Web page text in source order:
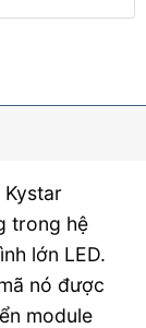
trong hệ
lớn LED.
nó được
module